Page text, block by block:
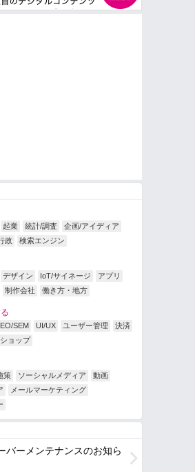
起業 統計/調査
企画/アイディア
政 検索エンジン
デザイン IoT/サイネージ
アプリ
制作会社 働き方・地方
SEM UI/UX ユーザー管理
決済
ョップ
策 ソーシャルメディア
動画
メールマーケティング
バーメンテナンスのお知ら